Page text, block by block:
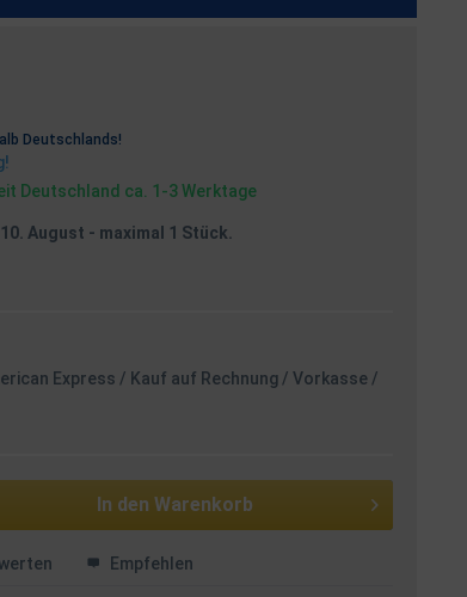
Deutschlands!
Deutschland ca. 1-3 Werktage
August - maximal 1 Stück.
Express / Kauf auf Rechnung / Vorkasse /
In den Warenkorb
Empfehlen